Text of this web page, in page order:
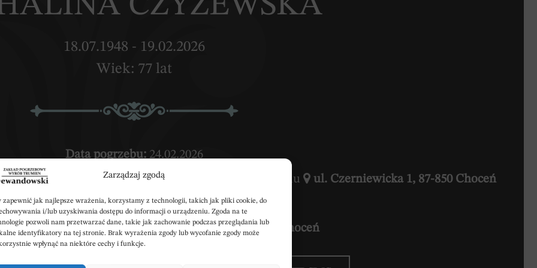
Zarządzaj zgodą
zapewnić jak najlepsze wrażenia, korzystamy z technologii, takich jak pliki cookie, do
i/lub uzyskiwania dostępu do informacji o urządzeniu. Zgoda na te
pozwoli nam przetwarzać dane, takie jak zachowanie podczas przeglądania lub
identyfikatory na tej stronie. Brak wyrażenia zgody lub wycofanie zgody może
wpłynąć na niektóre cechy i funkcje.
18.07.1948 - 19.02.2026
Wiek: 77 lat
Data pogrzebu: 24.02.2026
w Kościele Parafialnym p.w. św. Idziego w Choceniu
ul. Czerniewicka 1, 87-850 Choceń
Wyprowadzenie do grobu o godz.14:30
Parafialny w Choceniu ul. Jarzębinowa 2, 87-850 Choceń